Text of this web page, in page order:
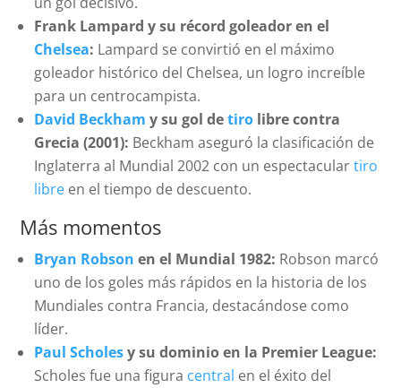
Frank Lampard y su récord goleador en el
Chelsea: Lampard se convirtió en el máximo
goleador histórico del Chelsea, un logro increíble
para un centrocampista.
David Beckham y su gol detiro libre contra
Grecia (2001): Beckham aseguró la clasificación de
Inglaterra al Mundial 2002 con un espectaculartiro
libre en el tiempo de descuento.
Más momentos
Bryan Robson en el Mundial 1982: Robson marcó
uno de los goles más rápidos en la historia de los
Mundiales contra Francia, destacándose como
líder.
Paul Scholesy su dominio en la Premier League:
Scholes fue una figura central en el éxito del